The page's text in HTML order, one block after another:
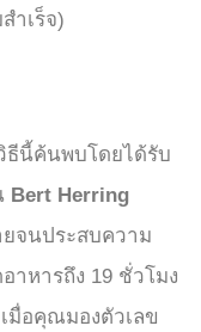
ำเร็จ)
ธีนี้ค้นพบโดยได้รับ
Bert Herring
จนประสบความ
าหารถึง 19 ชั่วโมง
มื่อคุณมองตัวเลข